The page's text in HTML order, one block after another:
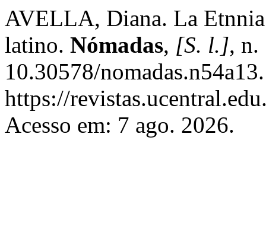
AVELLA, Diana. La
latino. Nómadas, [S. l.], n.
10.30578/
https://
Acesso em: 7 ago. 2026.